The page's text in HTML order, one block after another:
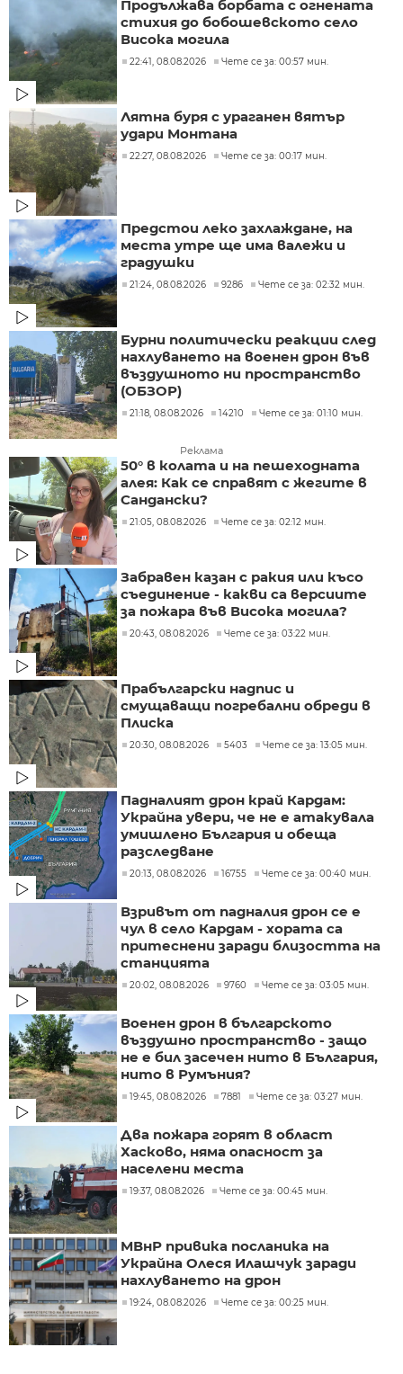
Продължава борбата с огнената
стихия до бобошевското село
Висока могила
22:41, 08.08.2026 Чете се за: 00:57 мин.
Лятна буря с ураганен вятър
удари Монтана
22:27, 08.08.2026 Чете се за: 00:17 мин.
Предстои леко захлаждане, на
места утре ще има валежи и
градушки
21:24, 08.08.2026 9286 Чете се за: 02:32 мин.
Бурни политически реакции след
нахлуването на военен дрон във
въздушното ни пространство
(ОБЗОР)
21:18, 08.08.2026 14210 Чете се за: 01:10 мин.
Реклама
50° в колата и на пешеходната
алея: Как се справят с жегите в
Сандански?
21:05, 08.08.2026 Чете се за: 02:12 мин.
Забравен казан с ракия или късо
съединение - какви са версиите
за пожара във Висока могила?
20:43, 08.08.2026 Чете се за: 03:22 мин.
Прабългарски надпис и
смущаващи погребални обреди в
Плиска
20:30, 08.08.2026 5403 Чете се за: 13:05 мин.
Падналият дрон край Кардам:
Украйна увери, че не е атакувала
умишлено България и обеща
разследване
20:13, 08.08.2026 16755 Чете се за: 00:40 мин.
Взривът от падналия дрон се е
чул в село Кардам - хората са
притеснени заради близостта на
станцията
20:02, 08.08.2026 9760 Чете се за: 03:05 мин.
Военен дрон в българското
въздушно пространство - защо
не е бил засечен нито в България,
нито в Румъния?
19:45, 08.08.2026 7881 Чете се за: 03:27 мин.
Два пожара горят в област
Хасково, няма опасност за
населени места
19:37, 08.08.2026 Чете се за: 00:45 мин.
МВнР привика посланика на
Украйна Олеся Илашчук заради
нахлуването на дрон
19:24, 08.08.2026 Чете се за: 00:25 мин.